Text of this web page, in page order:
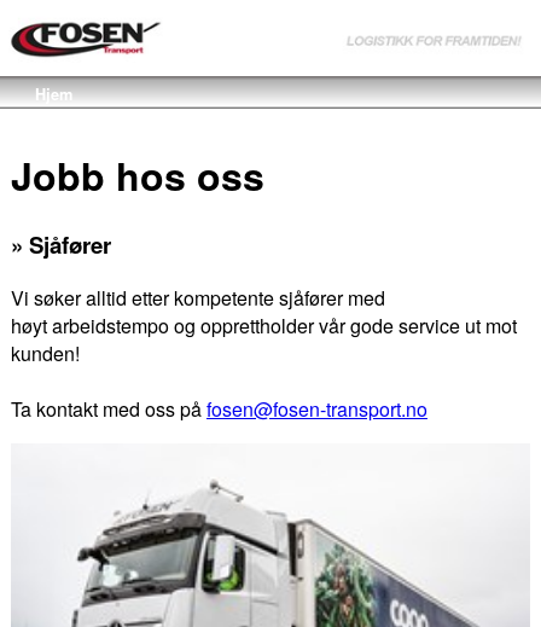
Hjem
Jobb hos oss
» Sjåfører
Vi søker alltid etter kompetente sjåfører med
høyt arbeidstempo og opprettholder vår gode service ut mot
kunden!
Ta kontakt med oss påfosen@fosen-transport.no